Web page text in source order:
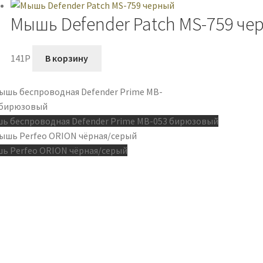
Мышь Defender Patch MS-759
141 P В корзину
беспроводная Defender Prime MB-053 бирюзовый
Perfeo ORION чёрная/серый